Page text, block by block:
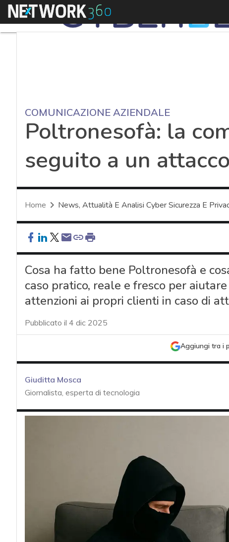
Menu
COMUNICAZIONE AZIENDALE
Poltronesofà: la
seguito a un
Home News, Attualità E Analisi Cyber Sicurezza E
Cosa ha fatto bene Poltronesofà e
caso pratico, reale e fresco per
attenzioni ai propri clienti in caso di
Pubblicato il 4 dic 2025
Aggiungi tra i
Giuditta Mosca
Giornalista, esperta di tecnologia